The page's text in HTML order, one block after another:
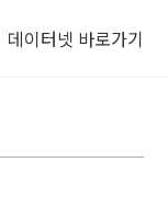
데이터넷 바로가기